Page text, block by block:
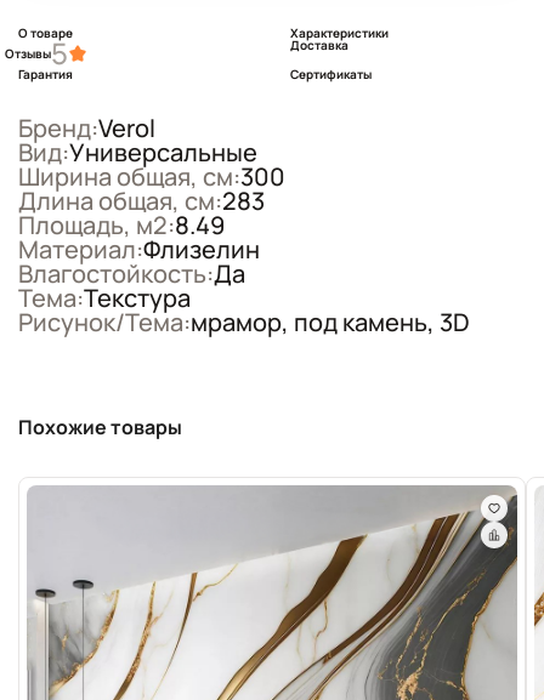
О товаре
Характеристики
Отзывы5
Доставка
Гарантия
Сертификаты
Бренд:Verol
Вид:Универсальные
Ширина общая, см:300
Длина общая, см:283
Площадь, м2:8.49
Материал:Флизелин
Влагостойкость:Да
Тема:Текстура
Рисунок/Тема:мрамор, под камень, 3D
Похожие товары